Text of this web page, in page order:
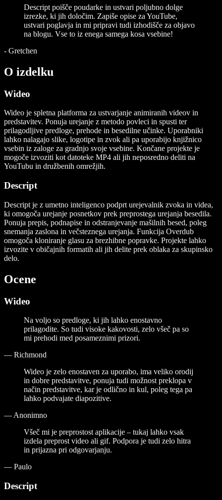
Descript poišče poudarke in ustvari poljubno dolge
izrezke, ki jih določim. Zapiše opise za YouTube,
ustvari poglavja in mi pripravi tudi izhodišče za objavo
na blogu. Vse to iz enega samega kosa vsebine!
- Gretchen
O izdelku
Wideo
Wideo je spletna platforma za ustvarjanje animiranih videov in
predstavitev. Ponuja urejanje z metodo povleci in spusti ter
prilagodljive predloge, prehode in besedilne učinke. Uporabniki
lahko nalagajo slike, logotipe in zvok ali pa uporabijo knjižnico
vsebin iz zaloge za gradnjo svoje vsebine. Končane projekte je
mogoče izvoziti kot datoteke MP4 ali jih neposredno deliti na
YouTubu in družbenih omrežjih.
Descript
Descript je z umetno inteligenco podprt urejevalnik zvoka in videa,
ki omogoča urejanje posnetkov prek preprostega urejanja besedila.
Ponuja prepis, podnapise in odstranjevanje mašilnih besed, poleg
snemanja zaslona in večsteznega urejanja. Funkcija Overdub
omogoča kloniranje glasu za brezhibne popravke. Projekte lahko
izvozite v običajnih formatih ali jih delite prek oblaka za skupinsko
delo.
Ocene
Wideo
Na voljo so predloge, ki jih lahko enostavno
prilagodite. So tudi visoke kakovosti, zelo všeč pa so
mi prehodi med posameznimi prizori.
— Richmond
Wideo je zelo enostaven za uporabo, ima veliko orodij
in dobre predstavitve, ponuja tudi možnost preklopa v
način predstavitve, kar je odlično in kul, poleg tega pa
lahko podvajate diapozitive.
— Anonimno
Všeč mi je preprostost aplikacije – tukaj lahko vsak
izdela preprost video ali gif. Podpora je tudi zelo hitra
in prijazna pri odgovarjanju.
— Paulo
Descript